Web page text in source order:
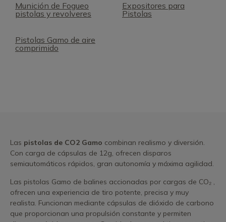
Las pistolas de CO2 Gamo combinan realismo y diversión.
Con carga de cápsulas de 12g, ofrecen disparos
semiautomáticos rápidos, gran autonomía y máxima agilidad.
Las pistolas Gamo de balines accionadas por cargas de CO₂ ,
ofrecen una experiencia de tiro potente, precisa y muy
realista. Funcionan mediante cápsulas de dióxido de carbono
que proporcionan una propulsión constante y permiten
Munición de Fogueo
pistolas y revolveres
Expositores para
Pistolas
Pistolas Gamo de aire
comprimido